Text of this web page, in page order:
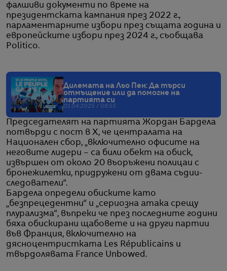
фалшиви документи по време на
президентската кампания през 2022 г.,
парламентарните избори през същата година и
европейските избори през 2024 г., съобщава
Politico.
Дилемата на Льо Пен: Да търси
отмъщение или да помогне на
партията си
01.04.2025 / 06:55
Председателят на партията Жордан Бардела
потвърди с пост в X, че централата на
Национален сбор, „включително офисите на
неговите лидери – са били обект на обиск,
извършен от около 20 въоръжени полицаи с
бронежилетки, придружени от двама съдии-
следователи“.
Бардела определи обиските като
„безпрецедентни“ и „сериозна атака срещу
плурализма“, въпреки че през последните години
бяха обискирани щабовете и на други партии
във Франция, включително на
дясноцентристката Les Républicains и
твърдолявата France Unbowed.